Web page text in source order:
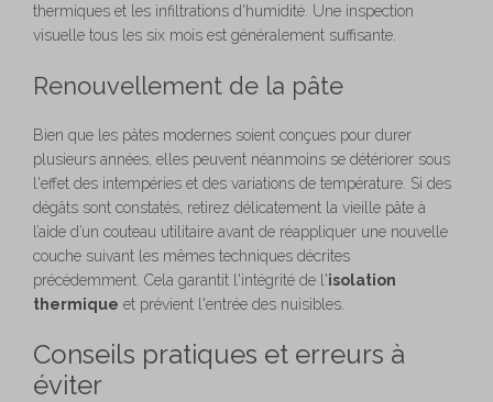
thermiques et les infiltrations d'humidité. Une inspection
visuelle tous les six mois est généralement suffisante.
Renouvellement de la pâte
Bien que les pâtes modernes soient conçues pour durer
plusieurs années, elles peuvent néanmoins se détériorer sous
l'effet des intempéries et des variations de température. Si des
dégâts sont constatés, retirez délicatement la vieille pâte à
l’aide d’un couteau utilitaire avant de réappliquer une nouvelle
couche suivant les mêmes techniques décrites
précédemment. Cela garantit l'intégrité de l'isolation
thermique et prévient l'entrée des nuisibles.
Conseils pratiques et erreurs à
éviter